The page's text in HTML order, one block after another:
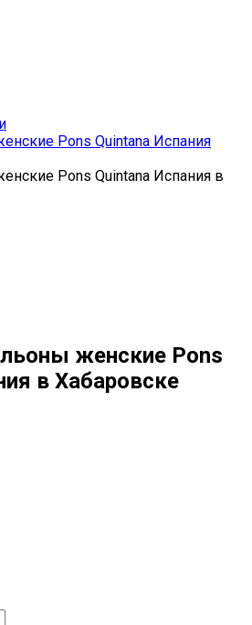
Pons Quintana Испания
Pons Quintana Испания в
женские Pons
в Хабаровске